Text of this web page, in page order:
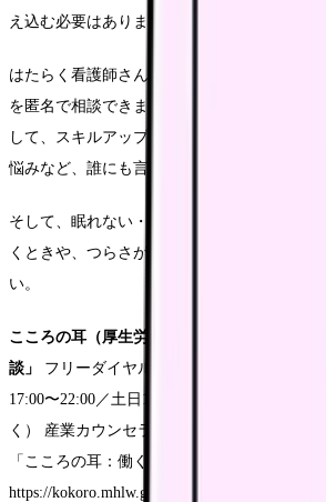
え込む必要はありません。
はたらく看護師さんで提供しているカンゴさ
を匿名で相談できます。カンゴさんは看護師
して、スキルアップへの疲れ、キャリアの
悩みなど、誰にも言えない本音を話せる場所
そして、眠れない・食欲がない・気力が湧か
くときや、つらさが強いときは、専門の相談
い。
こころの耳（厚生労働省委託事業）働く人の
談」
フリーダイヤル
（無料）
17:00〜22:00／土日10:00〜16:00（祝日・振
く） 産業カウンセラー等の相談員が対応し
「こころの耳：働く人のメンタルヘルス・ポ
https://kokoro.mhlw.go.jp/tel-soudan/）。電話